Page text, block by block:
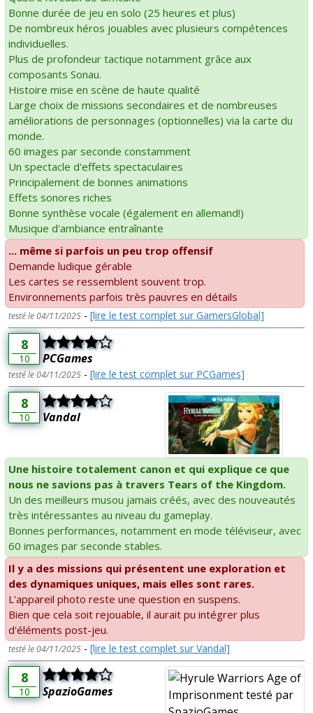
Bonne durée de jeu en solo (25 heures et plus)
De nombreux héros jouables avec plusieurs compétences
individuelles.
Plus de profondeur tactique notamment grâce aux
composants Sonau.
Histoire mise en scène de haute qualité
Large choix de missions secondaires et de nombreuses
améliorations de personnages (optionnelles) via la carte du
monde.
60 images par seconde constamment
Un spectacle d'effets spectaculaires
Principalement de bonnes animations
Effets sonores riches
Bonne synthèse vocale (également en allemand!)
Musique d'ambiance entraînante
... même si parfois un peu trop offensif
Demande ludique gérable
Les cartes se ressemblent souvent trop.
Environnements parfois très pauvres en détails
testé le 04/11/2025 - [lire le test complet sur GamersGlobal]
8
10 PCGames
testé le 04/11/2025 - [lire le test complet sur PCGames]
8
10 Vandal
Une histoire totalement canon et qui explique ce que
nous ne savions pas à travers Tears of the Kingdom.
Un des meilleurs musou jamais créés, avec des nouveautés
très intéressantes au niveau du gameplay.
Bonnes performances, notamment en mode téléviseur, avec
60 images par seconde stables.
Il y a des missions qui présentent une exploration et
des dynamiques uniques, mais elles sont rares.
L'appareil photo reste une question en suspens.
Bien que cela soit rejouable, il aurait pu intégrer plus
d'éléments post-jeu.
testé le 04/11/2025 - [lire le test complet sur Vandal]
8
10 SpazioGames